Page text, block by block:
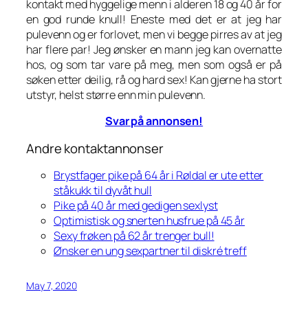
kontakt med hyggelige menn i alderen 18 og 40 år for
en god runde knull! Eneste med det er at jeg har
pulevenn og er forlovet, men vi begge pirres av at jeg
har flere par! Jeg ønsker en mann jeg kan overnatte
hos, og som tar vare på meg, men som også er på
søken etter deilig, rå og hard sex! Kan gjerne ha stort
utstyr, helst større enn min pulevenn.
Svar på annonsen!
Andre kontaktannonser
Brystfager pike på 64 år i Røldal er ute etter
ståkukk til dyvåt hull
Pike på 40 år med gedigen sexlyst
Optimistisk og snerten husfrue på 45 år
Sexy frøken på 62 år trenger bull!
Ønsker en ung sexpartner til diskré treff
May 7, 2020